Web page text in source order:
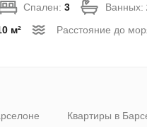
Спален:3 Ванных:
м² Расстояние до
Квартиры в